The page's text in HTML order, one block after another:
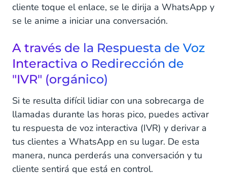
cliente toque el enlace, se le dirija a WhatsApp y
se le anime a iniciar una conversación.
A través de la Respuesta de Voz
Interactiva o Redirección de
"IVR" (orgánico)
Si te resulta difícil lidiar con una sobrecarga de
llamadas durante las horas pico, puedes activar
tu respuesta de voz interactiva (IVR) y derivar a
tus clientes a WhatsApp en su lugar. De esta
manera, nunca perderás una conversación y tu
cliente sentirá que está en control.